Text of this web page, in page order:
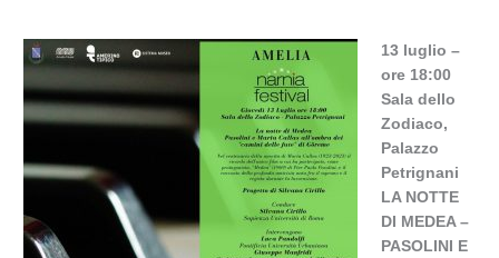
13 luglio –
ore 18:00
Sala dello
Zodiaco,
Palazzo
Petrignani
LA NOTTE
DI MEDEA –
PASOLINI E